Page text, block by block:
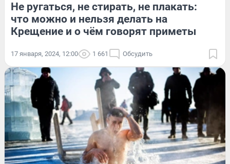
Не ругаться, не стирать, не плакать:
что можно и нельзя делать на
Крещение и о чём говорят приметы
17 января, 2024, 12:00 1 661 Обсудить